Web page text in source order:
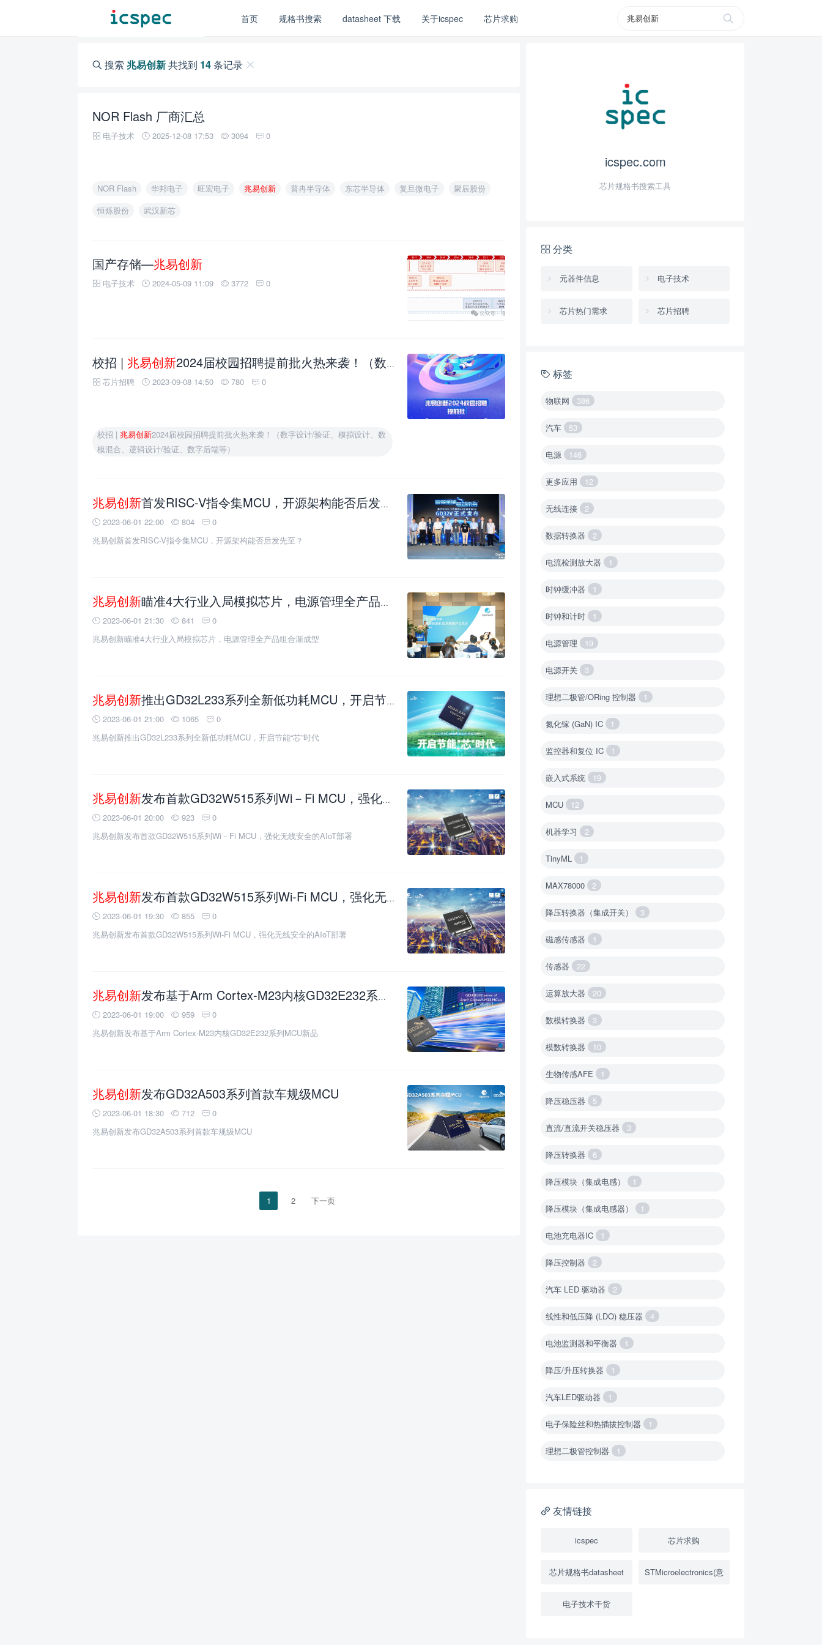
首页 规格书搜索 datasheet 下载 关于icspec 芯片求购
搜索 兆易创新共找到 14条记录
NOR Flash 厂商汇总
电子技术 2025-12-08 17:53 3094 0
NOR Flash 华邦电子 旺宏电子 兆易创新 普冉半导体 东芯半导体 复旦微电子
聚辰股份
恒烁股份
武汉新芯
国产存储—兆易创新
电子技术 2024-05-09 11:09 3772 0
校招 | 兆易创新2024届校园招聘提前批火热来袭！（数字设计/验证、模拟设计、数模混合、逻辑设计/验证、数字后端等）
芯片招聘 2023-09-08 14:50 780 0
校招 | 兆易创新2024届校园招聘提前批火热来袭！（数字设计/验证、模拟设计、数
模混合、逻辑设计/验证、数字后端等）
兆易创新首发RISC-V指令集MCU，开源架构能否后发先至？
2023-06-01 22:00 804
0
兆易创新首发RISC-V指令集MCU，开源架构能否后发先至？
兆易创新瞄准4大行业入局模拟芯片，电源管理全产品组合渐成型
2023-06-01 21:30 841
0
兆易创新瞄准4大行业入局模拟芯片，电源管理全产品组合渐成型
兆易创新推出GD32L233系列全新低功耗MCU，开启节能“芯”时代
2023-06-01 21:00 1065
0
兆易创新推出GD32L233系列全新低功耗MCU，开启节能“芯”时代
兆易创新发布首款GD32W515系列Wi－Fi MCU，强化无线安全的AIoT部署
2023-06-01 20:00 923
0
兆易创新发布首款GD32W515系列Wi－Fi MCU，强化无线安全的AIoT部署
兆易创新发布首款GD32W515系列Wi-Fi MCU，强化无线安全的AIoT部署
2023-06-01 19:30 855
0
兆易创新发布首款GD32W515系列Wi-Fi MCU，强化无线安全的AIoT部署
兆易创新发布基于Arm Cortex-M23内核GD32E232系列MCU新品
2023-06-01 19:00 959
0
兆易创新发布基于Arm Cortex-M23内核GD32E232系列MCU新品
兆易创新发布GD32A503系列首款车规级MCU
2023-06-01 18:30 712
0
兆易创新发布GD32A503系列首款车规级MCU
1 2 下一页
icspec.com
芯片规格书搜索工具
分类
元器件信息 电子技术
芯片热门需求 芯片招聘
标签
物联网 386
汽车 53
电源 146
更多应用 12
无线连接 2
数据转换器 2
电流检测放大器 1
时钟缓冲器 1
时钟和计时 1
电源管理 19
电源开关 3
理想二极管/ORing 控制器 1
氮化镓 (GaN) IC 1
监控器和复位 IC 1
嵌入式系统 19
MCU 12
机器学习 2
TinyML 1
MAX78000 2
降压转换器（集成开关） 3
磁感传感器 1
传感器 22
运算放大器 20
数模转换器 3
模数转换器 10
生物传感AFE 1
降压稳压器 5
直流/直流开关稳压器 3
降压转换器 6
降压模块（集成电感） 1
降压模块（集成电感器） 1
电池充电器IC 1
降压控制器 2
汽车 LED 驱动器 2
线性和低压降 (LDO) 稳压器 4
电池监测器和平衡器 1
降压/升压转换器 1
汽车LED驱动器 1
电子保险丝和热插拔控制器 1
理想二极管控制器 1
降压转换器（继承开关）
USB隔离器 1
友情链接
icspec 芯片求购
芯片规格书datasheet STMicroelectronics(意
电子技术干货